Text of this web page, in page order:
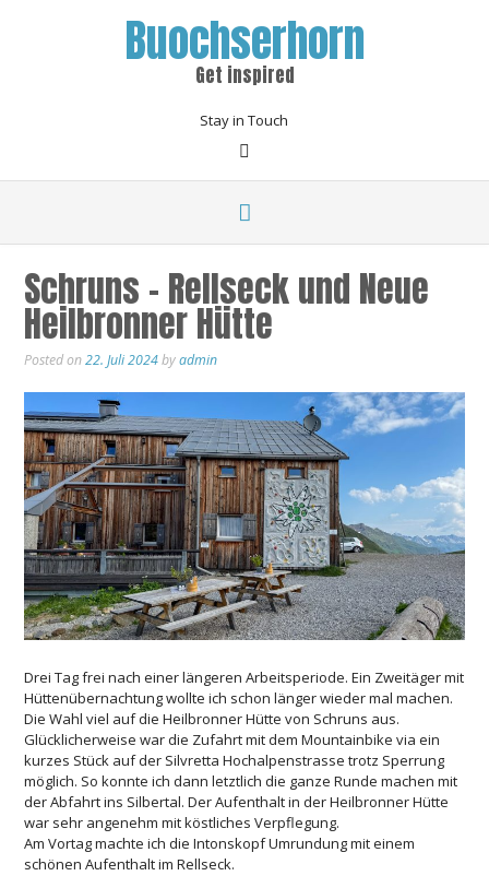
Buochserhorn
Get inspired
Stay in Touch
Schruns – Rellseck und Neue
Heilbronner Hütte
Posted on22. Juli 2024byadmin
Drei Tag frei nach einer längeren Arbeitsperiode. Ein Zweitäger mit
Hüttenübernachtung wollte ich schon länger wieder mal machen.
Die Wahl viel auf die Heilbronner Hütte von Schruns aus.
Glücklicherweise war die Zufahrt mit dem Mountainbike via ein
kurzes Stück auf der Silvretta Hochalpenstrasse trotz Sperrung
möglich. So konnte ich dann letztlich die ganze Runde machen mit
der Abfahrt ins Silbertal. Der Aufenthalt in der Heilbronner Hütte
war sehr angenehm mit köstliches Verpflegung.
Am Vortag machte ich die Intonskopf Umrundung mit einem
schönen Aufenthalt im Rellseck.